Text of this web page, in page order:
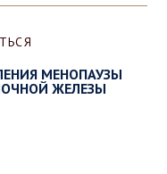
МЕНОПАУЗЫ
ЖЕЛЕЗЫ